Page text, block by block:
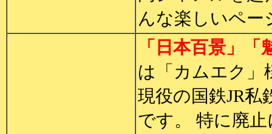
んな楽しいペー
「日本百景」
は「カムエク」
現役の国鉄JR私
です。 特に廃